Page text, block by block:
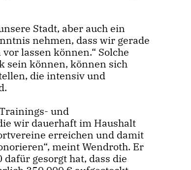
Stadt, aber auch ein
nehmen, dass wir gerade
lassen können.“ Solche
sein können, können sich
die intensiv und
und
wir dauerhaft im Haushalt
erreichen und damit
meint Wendroth. Er
gesorgt hat, dass die